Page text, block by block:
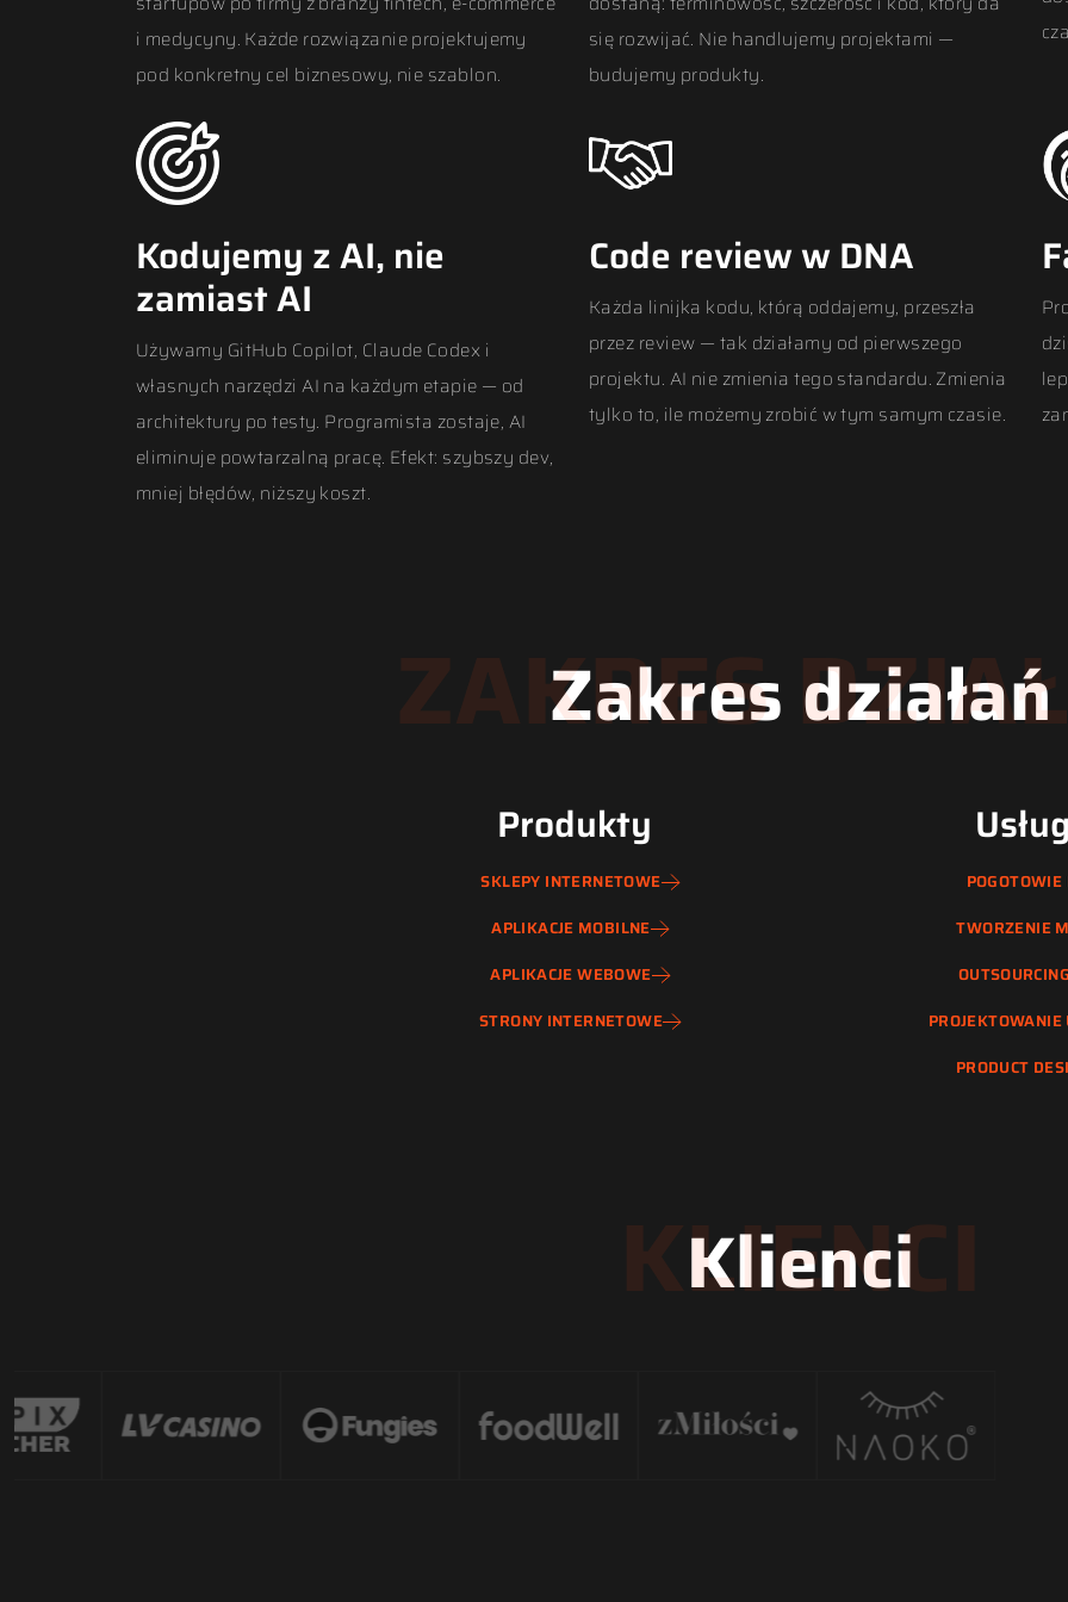
i medycyny. Każde rozwiązanie projektujemy
pod konkretny cel biznesowy, nie szablon.
się rozwijać. Nie handlujemy projektami —
budujemy produkty.
Kodujemy z AI, nie
zamiast AI
Używamy GitHub Copilot, Claude Codex i
własnych narzędzi AI na każdym etapie — od
architektury po testy. Programista zostaje, AI
eliminuje powtarzalną pracę. Efekt: szybszy dev,
mniej błędów, niższy koszt.
Code review w DNA
Każda linijka kodu, którą oddajemy, przeszła
przez review — tak działamy od pierwszego
projektu. AI nie zmienia tego standardu. Zmienia
tylko to, ile możemy zrobić w tym samym czasie.
ZAKRES
Zakres działań
Produkty
SKLEPY INTERNETOWE
APLIKACJE MOBILNE
APLIKACJE WEBOWE
STRONY INTERNETOWE
POGOTOWIE
TWORZENIE
PRODUCT
KLIENCI
Klienci